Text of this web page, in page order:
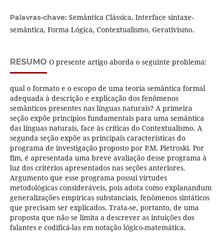
Palavras-chave: Semântica Clássica, Interface sintaxe-
semântica, Forma Lógica, Contextualismo, Gerativismo.
RESUMO O presente artigo aborda o seguinte problema:
qual o formato e o escopo de uma teoria semântica formal
adequada à descrição e explicação dos fenômenos
semânticos presentes nas línguas naturais? A primeira
seção expõe princípios fundamentais para uma semântica
das línguas naturais, face às críticas do Contextualismo. A
segunda seção expõe as principais características do
programa de investigação proposto por P.M. Pietroski. Por
fim, é apresentada uma breve avaliação desse programa à
luz dos critérios apresentados nas seções anteriores.
Argumento que esse programa possui virtudes
metodológicas consideráveis, pois adota como explanandum
generalizações empíricas substanciais, fenômenos sintáticos
que precisam ser explicados. Trata-se, portanto, de uma
proposta que não se limita a descrever as intuições dos
falantes e codificá-las em notação lógico-matemática.